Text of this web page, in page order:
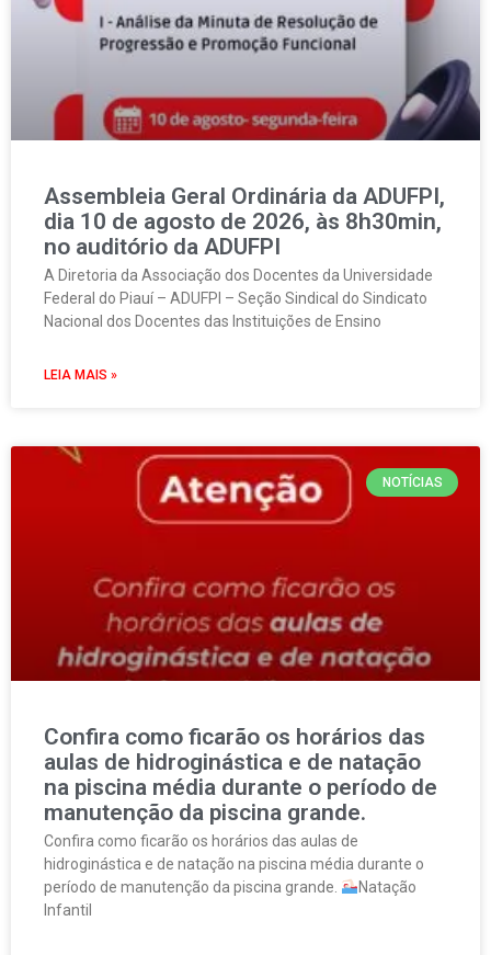
Assembleia Geral Ordinária da ADUFPI,
dia 10 de agosto de 2026, às 8h30min,
no auditório da ADUFPI
A Diretoria da Associação dos Docentes da Universidade
Federal do Piauí – ADUFPI – Seção Sindical do Sindicato
Nacional dos Docentes das Instituições de Ensino
LEIA MAIS »
NOTÍCIAS
Confira como ficarão os horários das
aulas de hidroginástica e de natação
na piscina média durante o período de
manutenção da piscina grande.
Confira como ficarão os horários das aulas de
hidroginástica e de natação na piscina média durante o
período de manutenção da piscina grande.
Natação
Infantil